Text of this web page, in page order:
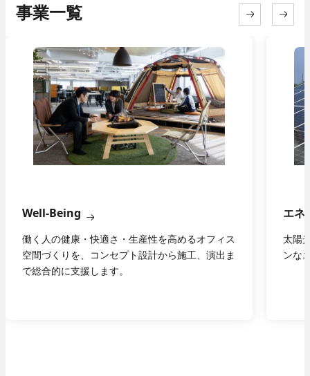
事業一覧
Well-Being
働く人の健康・快適さ・生産性を高めるオフィス
空間づくりを、コンセプト設計から施工、演出ま
で総合的に支援します。
エネ
太陽
ンな